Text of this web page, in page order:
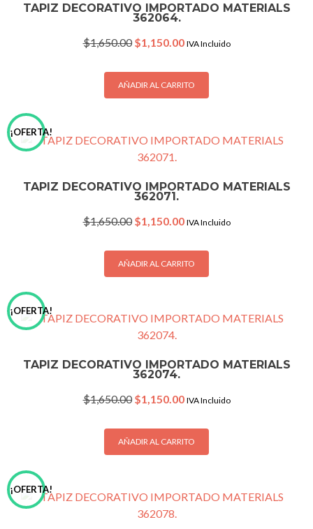
TAPIZ DECORATIVO IMPORTADO MATERIALS
362064.
$1,650.00 Original
was:
$1,650.00.
$1,150.00Current
is:
$1,150.00.
IVA Incluido
AÑADIR AL CARRITO
¡OFERTA!
TAPIZ DECORATIVO IMPORTADO MATERIALS
362071.
$1,650.00 Original
was:
$1,650.00.
$1,150.00Current
is:
$1,150.00.
IVA Incluido
AÑADIR AL CARRITO
¡OFERTA!
TAPIZ DECORATIVO IMPORTADO MATERIALS
362074.
$1,650.00 Original
was:
$1,650.00.
$1,150.00Current
is:
$1,150.00.
IVA Incluido
AÑADIR AL CARRITO
¡OFERTA!